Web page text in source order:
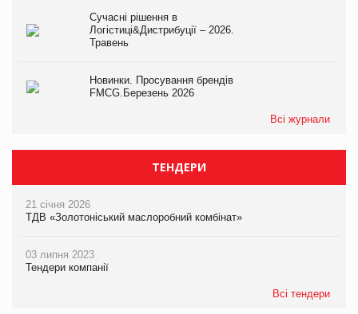
Сучасні рішення в
Логістиці&Дистрибуції – 2026.
Травень
Новинки. Просування брендів
FMCG.Березень 2026
Всі журнали
ТЕНДЕРИ
21 січня 2026
ТДВ «Золотоніський маслоробний комбінат»
03 липня 2023
Тендери компанії
Всі тендери